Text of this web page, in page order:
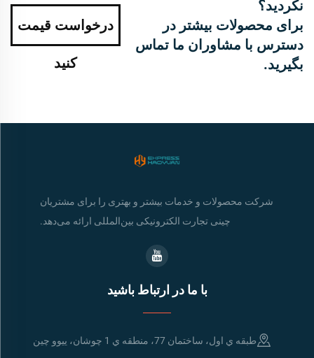
نکردید؟
برای محصولات بیشتر در
دسترس با مشاوران ما تماس
بگیرید.
درخواست قیمت
کنید
شرکت محصولات و خدمات بیشتر و بهتری را برای مشتریان
چینی تجارت الکترونیکی بین‌المللی ارائه می‌دهد.
با ما در ارتباط باشید
طبقه ي اول، ساختمان 77، منطقه ي 1 چوشان، ييوو چين